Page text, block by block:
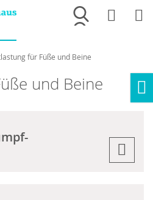
Merkliste
für Füße und Beine
und Beine